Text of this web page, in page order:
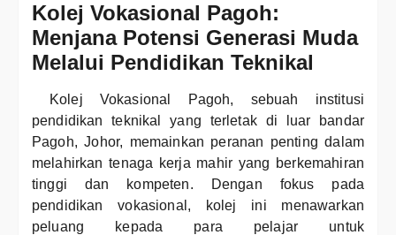
Kolej Vokasional Pagoh:
Menjana Potensi Generasi Muda
Melalui Pendidikan Teknikal
Kolej Vokasional Pagoh, sebuah institusi
pendidikan teknikal yang terletak di luar bandar
Pagoh, Johor, memainkan peranan penting dalam
melahirkan tenaga kerja mahir yang berkemahiran
tinggi dan kompeten. Dengan fokus pada
pendidikan vokasional, kolej ini menawarkan
peluang kepada para pelajar untuk